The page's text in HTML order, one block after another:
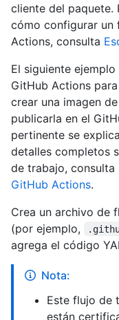
cliente del paquete.
cómo configurar un
Actions, consulta
El siguiente
GitHub Actions
crear una imagen
publicarla en el
pertinente se
detalles completos
de trabajo, consulta
GitHub Actions.
Crea un archivo de
(por ejemplo,
agrega el código
Nota:
Este flujo de
están